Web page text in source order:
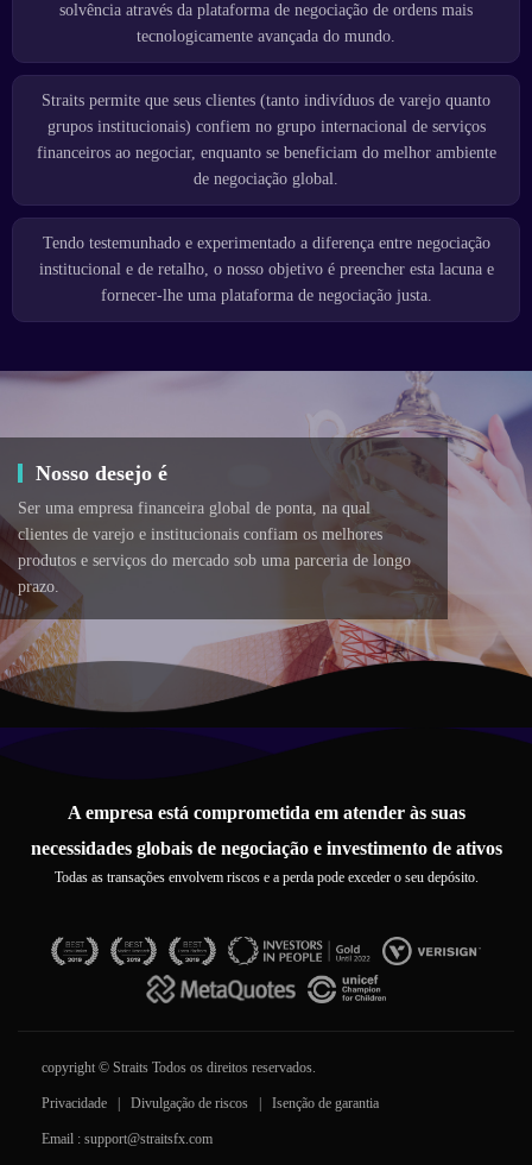
solvência através da plataforma de negociação de ordens mais
tecnologicamente avançada do mundo.
Straits permite que seus clientes (tanto indivíduos de varejo quanto
grupos institucionais) confiem no grupo internacional de serviços
financeiros ao negociar, enquanto se beneficiam do melhor ambiente
de negociação global.
Tendo testemunhado e experimentado a diferença entre negociação
institucional e de retalho, o nosso objetivo é preencher esta lacuna e
fornecer-lhe uma plataforma de negociação justa.
Nosso desejo é
Ser uma empresa financeira global de ponta, na qual
clientes de varejo e institucionais confiam os melhores
produtos e serviços do mercado sob uma parceria de longo
prazo.
A empresa está comprometida em atender às suas
necessidades globais de negociação e investimento de ativos
Todas as transações envolvem riscos e a perda pode exceder o seu depósito.
copyright © Straits Todos os direitos reservados.
Privacidade Divulgação de riscos Isenção de garantia
Email : support@straitsfx.com